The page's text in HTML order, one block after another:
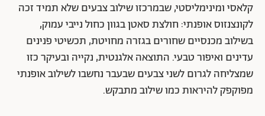
קלאסי ומינימליסטי, שבמרכזו שילוב צבעים שלא תמיד זכה
לקונצנזוס אופנתי: חולצת סאטן בגוון כחול נייבי עמוק,
בשילוב מכנסיים שחורים בגזרה מחויטת, תכשיטי פנינים
עדינים ואיפור טבעי. התוצאה אלגנטית, נקייה ובעיקר כזו
שמצליחה לגרום לשני צבעים שבעבר נחשבו לשילוב אופנתי
מפוקפק להיראות כמו שילוב מתבקש.